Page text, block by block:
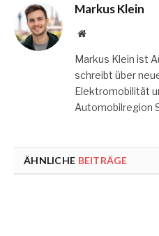
Markus Klein
Website
Markus Klein ist
schreibt über
Elektromobilität
Automobilregion
ÄHNLICHE BEITRÄGE